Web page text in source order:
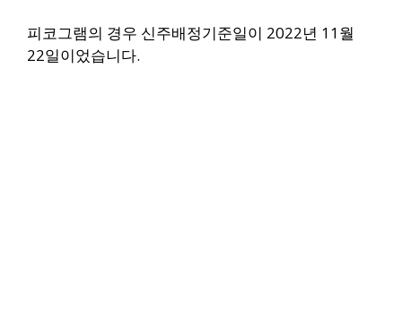
피코그램의 경우 신주배정기준일이 2022년 11월
22일이었습니다.